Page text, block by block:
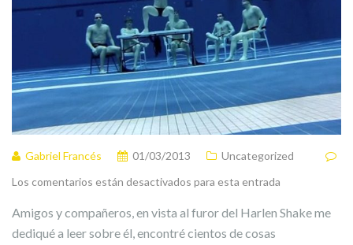
Gabriel Francés 01/03/2013
Uncategorized
Los comentarios están desactivados para esta entrada
Amigos y compañeros, en vista al furor del Harlen Shake me
dediqué a leer sobre él, encontré cientos de cosas